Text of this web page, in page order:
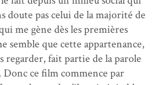
doute pas celui de la majorité de
me gène dès les premières
semble que cette appartenance,
regarder, fait partie de la parole
Donc ce film commence par